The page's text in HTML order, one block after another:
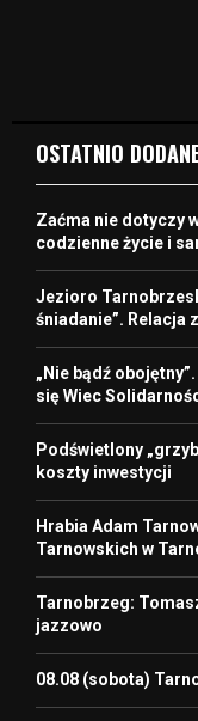
OSTATNIO
Zaćma nie dotyczy
codzienne życie i
Jezioro
śniadanie”. Relacja
„Nie bądź
się Wiec
Podświetlony
koszty inwestycji
Hrabia Adam
Tarnowskich w
Tarnobrzeg:
jazzowo
08.08 (sobota)